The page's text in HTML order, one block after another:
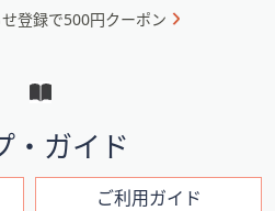
登録で500円クーポン
・ガイド
ご利用ガイド